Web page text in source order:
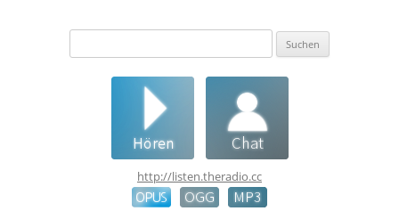
http://listen.theradio.cc